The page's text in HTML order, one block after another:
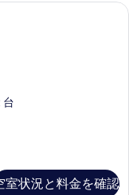
Sea View | セーフティ
台
室状況と料金を確認